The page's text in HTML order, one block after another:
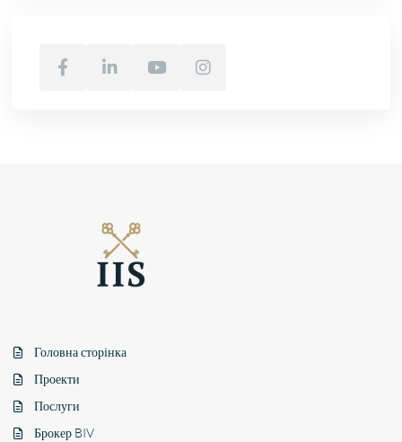
Головна сторінка
Проекти
Послуги
Брокер BIV